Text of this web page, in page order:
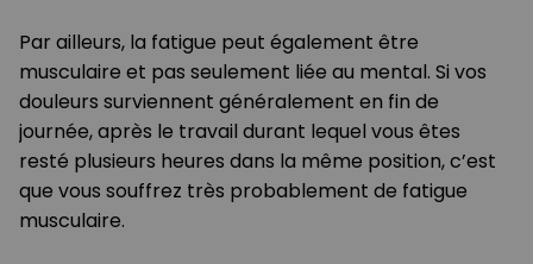
Par ailleurs, la fatigue peut également être
musculaire et pas seulement liée au mental. Si vos
douleurs surviennent généralement en fin de
journée, après le travail durant lequel vous êtes
resté plusieurs heures dans la même position, c’est
que vous souffrez très probablement de fatigue
musculaire.